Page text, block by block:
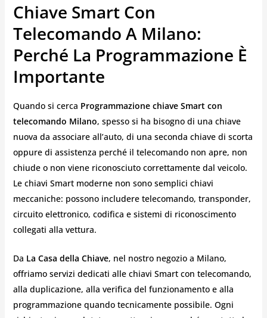
Chiave Smart Con
Telecomando A Milano:
Perché La Programmazione È
Importante
Quando si cerca Programmazione chiave Smart con
telecomando Milano, spesso si ha bisogno di una chiave
nuova da associare all’auto, di una seconda chiave di scorta
oppure di assistenza perché il telecomando non apre, non
chiude o non viene riconosciuto correttamente dal veicolo.
Le chiavi Smart moderne non sono semplici chiavi
meccaniche: possono includere telecomando, transponder,
circuito elettronico, codifica e sistemi di riconoscimento
collegati alla vettura.
Da La Casa della Chiave, nel nostro negozio a Milano,
offriamo servizi dedicati alle chiavi Smart con telecomando,
alla duplicazione, alla verifica del funzionamento e alla
programmazione quando tecnicamente possibile. Ogni